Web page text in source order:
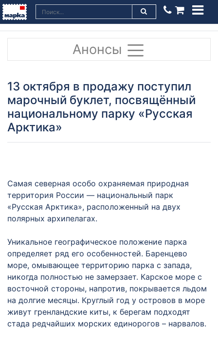
Анонсы
13 октября в продажу поступил
марочный буклет, посвящённый
национальному парку «Русская
Арктика»
Самая северная особо охраняемая природная
территория России — национальный парк
«Русская Арктика», расположенный на двух
полярных архипелагах.
Уникальное географическое положение парка
определяет ряд его особенностей. Баренцево
море, омывающее территорию парка с запада,
никогда полностью не замерзает. Карское море с
восточной стороны, напротив, покрывается льдом
на долгие месяцы. Круглый год у островов в море
живут гренландские киты, к берегам подходят
стада редчайших морских единорогов – нарвалов.